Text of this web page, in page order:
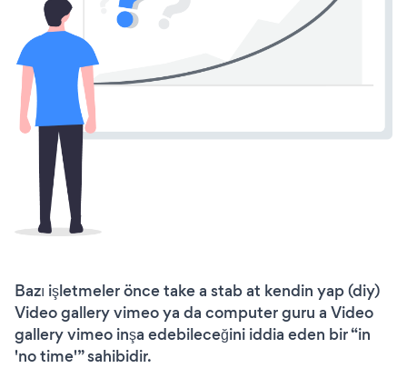
Bazı işletmeler önce take a stab at kendin yap (diy)
Video gallery vimeo ya da computer guru a Video
gallery vimeo inşa edebileceğini iddia eden bir “in
'no time'” sahibidir.